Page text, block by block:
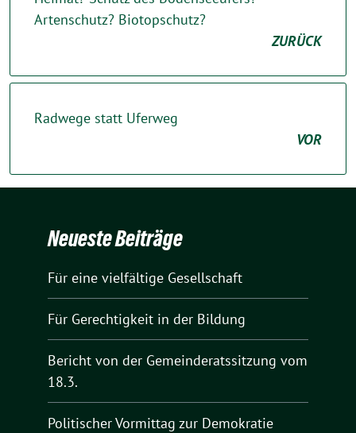
Artenschutz? Biotopschutz?
ZURÜCK
Radwege statt Uferweg
VOR
Neueste Beiträge
Für eine vielfältige Gesellschaft
Für Gerechtigkeit in der Bildung
Bericht von der Gemeinderatssitzung vom
18.3.
Politischer Vormittag zur Demokratie